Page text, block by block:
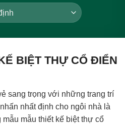
BIỆT THỰ CỔ ĐIỂN
sang trọng với những trang trí
nhất định cho ngôi nhà là
mẫu mẫu thiết kế biệt thự cổ